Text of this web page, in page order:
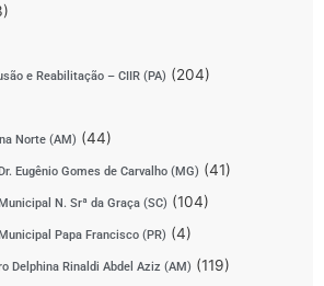
e Reabilitação – CIIR (PA) (204)
Norte (AM) (44)
Eugênio Gomes de Carvalho (MG) (41)
N. Srª da Graça (SC) (104)
Papa Francisco (PR) (4)
Delphina Rinaldi Abdel Aziz (AM) (119)